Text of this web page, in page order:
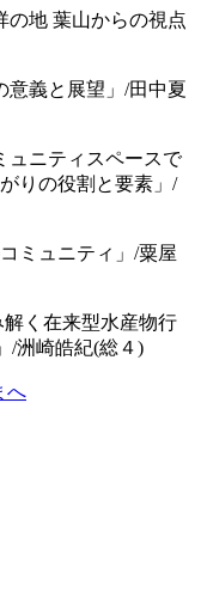
の地 葉山からの視点
意義と展望」/田中夏
ュニティスペースで
りの役割と要素」/
ミュニティ」/粟屋
く在来型水産物行
/洲崎皓紀(総４)
へ